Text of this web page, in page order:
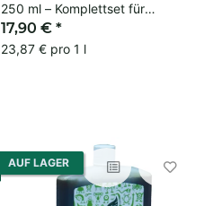
250 ml – Komplettset für
Wachstum und Blüte
17,90 € *
23,87 € pro 1 l
AUF LAGER